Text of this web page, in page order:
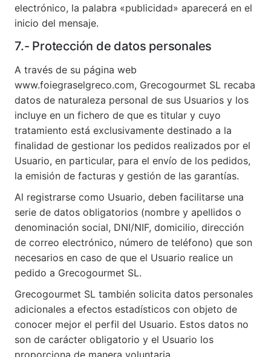
electrónico, la palabra «publicidad» aparecerá en el
inicio del mensaje.
7.- Protección de datos personales
A través de su página web
www.foiegraselgreco.com, Grecogourmet SL recaba
datos de naturaleza personal de sus Usuarios y los
incluye en un fichero de que es titular y cuyo
tratamiento está exclusivamente destinado a la
finalidad de gestionar los pedidos realizados por el
Usuario, en particular, para el envío de los pedidos,
la emisión de facturas y gestión de las garantías.
Al registrarse como Usuario, deben facilitarse una
serie de datos obligatorios (nombre y apellidos o
denominación social, DNI/NIF, domicilio, dirección
de correo electrónico, número de teléfono) que son
necesarios en caso de que el Usuario realice un
pedido a Grecogourmet SL.
Grecogourmet SL también solicita datos personales
adicionales a efectos estadísticos con objeto de
conocer mejor el perfil del Usuario. Estos datos no
son de carácter obligatorio y el Usuario los
proporciona de manera voluntaria.